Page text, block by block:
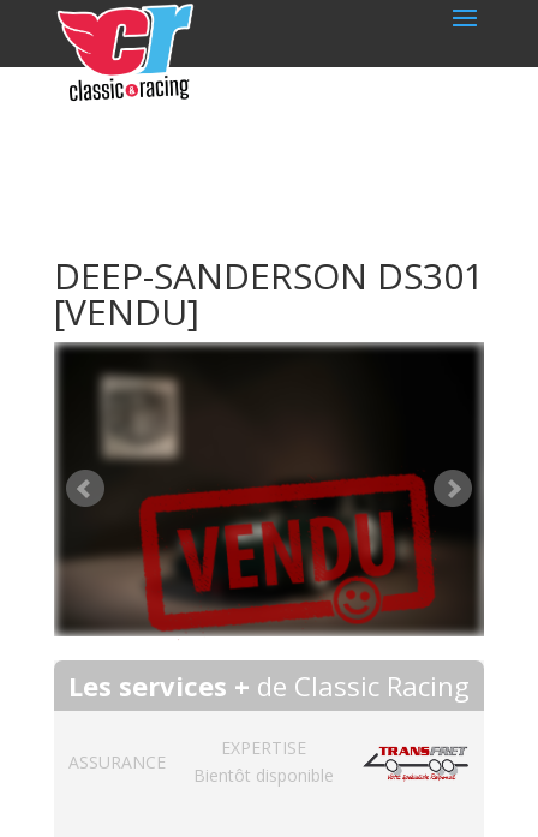
DEEP-SANDERSON DS301
[VENDU]
Les services + de Classic Racing
ASSURANCE
EXPERTISE
Bientôt disponible